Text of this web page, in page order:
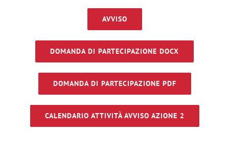
AVVISO
DOMANDA DI PARTECIPAZIONE DOCX
DOMANDA DI PARTECIPAZIONE PDF
CALENDARIO ATTIVITÀ AVVISO AZIONE 2